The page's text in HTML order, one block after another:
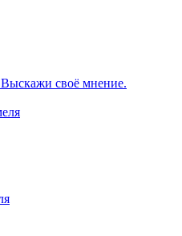
своё мнение.